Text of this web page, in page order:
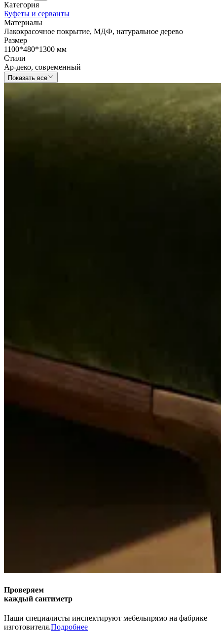
Категория
Буфеты и серванты
Материалы
Лакокрасочное покрытие, МДФ, натуральное дерево
Размер
1100*480*1300 мм
Стили
Ар-деко, современный
Показать все
Проверяем
каждый сантиметр
Наши специалисты инспектируют мебельпрямо на фабрике
изготовителя.Подробнее